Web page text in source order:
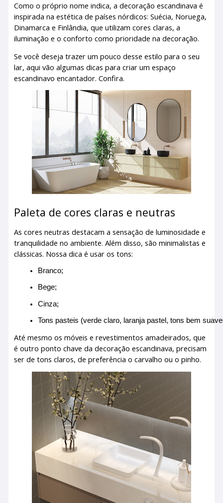
Como o próprio nome indica, a decoração escandinava é
inspirada na estética de países nórdicos: Suécia, Noruega,
Dinamarca e Finlândia, que utilizam cores claras, a
iluminação e o conforto como prioridade na decoração.
Se você deseja trazer um pouco desse estilo para o seu
lar, aqui vão algumas dicas para criar um espaço
escandinavo encantador. Confira.
Paleta de cores claras e neutras
As cores neutras destacam a sensação de luminosidade e
tranquilidade no ambiente. Além disso, são minimalistas e
clássicas. Nossa dica é usar os tons:
Branco;
Bege;
Cinza;
Tons pasteis (verde claro, laranja pastel, tons bem
Até mesmo os móveis e revestimentos amadeirados, que
é outro ponto chave da decoração escandinava, precisam
ser de tons claros, de preferência o carvalho ou o pinho.